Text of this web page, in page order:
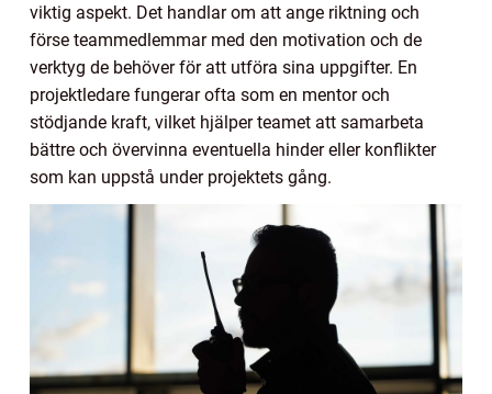
viktig aspekt. Det handlar om att ange riktning och
förse teammedlemmar med den motivation och de
verktyg de behöver för att utföra sina uppgifter. En
projektledare fungerar ofta som en mentor och
stödjande kraft, vilket hjälper teamet att samarbeta
bättre och övervinna eventuella hinder eller konflikter
som kan uppstå under projektets gång.